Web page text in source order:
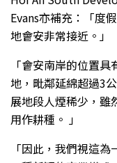
Evans亦補充：「度
地會安非常接近。」
「會安南岸的位置
地，毗鄰延綿超過3
展地段人煙稀少，雖
用作耕種。 」
「因此，我們視這